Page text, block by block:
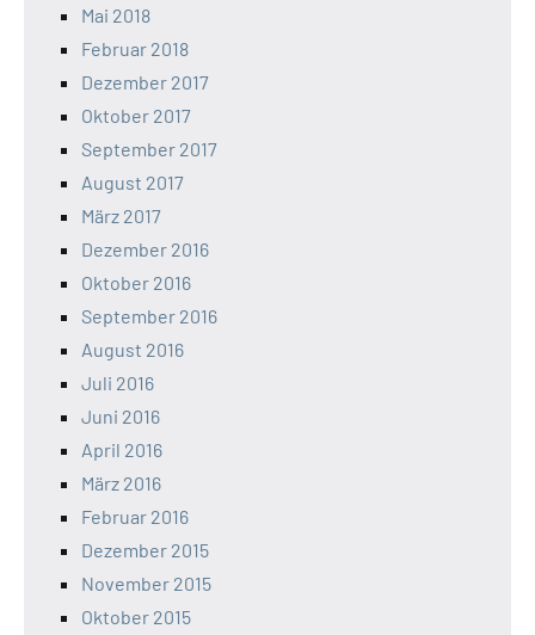
Mai 2018
Februar 2018
Dezember 2017
Oktober 2017
September 2017
August 2017
März 2017
Dezember 2016
Oktober 2016
September 2016
August 2016
Juli 2016
Juni 2016
April 2016
März 2016
Februar 2016
Dezember 2015
November 2015
Oktober 2015